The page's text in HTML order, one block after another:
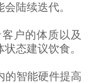
陆续迭代。
户的体质以及
态建议饮食。
的智能硬件提高